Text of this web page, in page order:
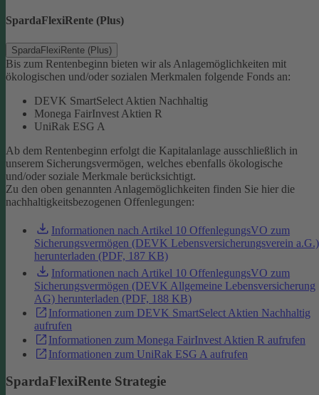
SpardaFlexiRente (Plus)
SpardaFlexiRente (Plus)
Bis zum Rentenbeginn bieten wir als Anlagemöglichkeiten mit
ökologischen und/oder sozialen Merkmalen folgende Fonds an:
DEVK SmartSelect Aktien Nachhaltig
Monega FairInvest Aktien R
UniRak ESG A
Ab dem Rentenbeginn erfolgt die Kapitalanlage ausschließlich in
unserem Sicherungsvermögen, welches ebenfalls ökologische
und/oder soziale Merkmale berücksichtigt.
Zu den oben genannten Anlagemöglichkeiten finden Sie hier die
nachhaltigkeitsbezogenen Offenlegungen:
Informationen nach Artikel 10 OffenlegungsVO zum
Sicherungsvermögen (DEVK Lebensversicherungsverein a.G.)
herunterladen (PDF, 187 KB)
Informationen nach Artikel 10 OffenlegungsVO zum
Sicherungsvermögen (DEVK Allgemeine Lebensversicherung
AG) herunterladen (PDF, 188 KB)
Informationen zum DEVK SmartSelect Aktien Nachhaltig
aufrufen
Informationen zum Monega FairInvest Aktien R aufrufen
Informationen zum UniRak ESG A aufrufen
SpardaFlexiRente Strategie